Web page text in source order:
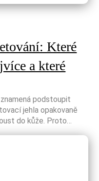
Které
a které
podstoupit
jehla opakovaně
do kůže. Proto…